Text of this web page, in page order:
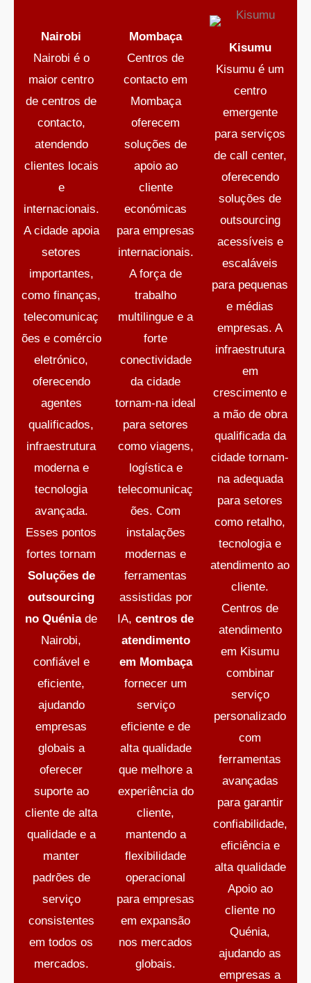
Nairobi
Nairobi é o
maior centro
de centros de
contacto,
atendendo
clientes locais
e
internacionais.
A cidade apoia
setores
importantes,
como finanças,
telecomunicaç
ões e comércio
eletrónico,
oferecendo
agentes
qualificados,
infraestrutura
moderna e
tecnologia
avançada.
Esses pontos
fortes tornam
Soluções de
outsourcing
no Quéniade
Nairobi,
confiável e
eficiente,
ajudando
empresas
globais a
oferecer
suporte ao
cliente de alta
qualidade e a
manter
padrões de
serviço
consistentes
em todos os
mercados.
Mombaça
Centros de
contacto em
Mombaça
oferecem
soluções de
apoio ao
cliente
económicas
para empresas
internacionais.
A força de
trabalho
multilingue e a
forte
conectividade
da cidade
tornam-na ideal
para setores
como viagens,
logística e
telecomunicaç
ões. Com
instalações
modernas e
ferramentas
assistidas por
IA, centros de
atendimento
em Mombaça
fornecer um
serviço
eficiente e de
alta qualidade
que melhore a
experiência do
cliente,
mantendo a
flexibilidade
operacional
para empresas
em expansão
nos mercados
globais.
Kisumu
Kisumu é um
centro
emergente
para serviços
de call center,
oferecendo
soluções de
outsourcing
acessíveis e
escaláveis
para pequenas
e médias
empresas. A
infraestrutura
em
crescimento e
a mão de obra
qualificada da
cidade tornam-
na adequada
para setores
como retalho,
tecnologia e
atendimento ao
cliente.
Centros de
atendimento
em Kisumu
combinar
serviço
personalizado
com
ferramentas
avançadas
para garantir
confiabilidade,
eficiência e
alta qualidade
Apoio ao
cliente no
Quénia,
ajudando as
empresas a